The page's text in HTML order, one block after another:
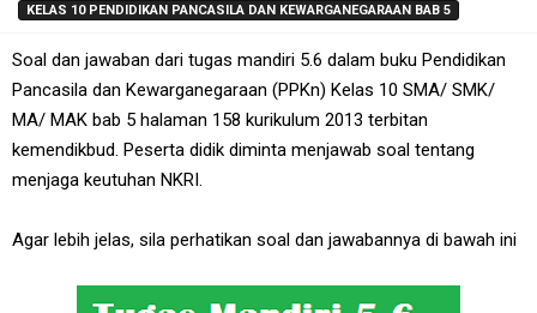
KELAS 10 PENDIDIKAN PANCASILA DAN KEWARGANEGARAAN BAB 5
Soal dan jawaban dari tugas mandiri 5.6 dalam buku Pendidikan
Pancasila dan Kewarganegaraan (PPKn) Kelas 10 SMA/ SMK/
MA/ MAK bab 5 halaman 158 kurikulum 2013 terbitan
kemendikbud. Peserta didik diminta menjawab soal tentang
menjaga keutuhan NKRI.
Agar lebih jelas, sila perhatikan soal dan jawabannya di bawah ini